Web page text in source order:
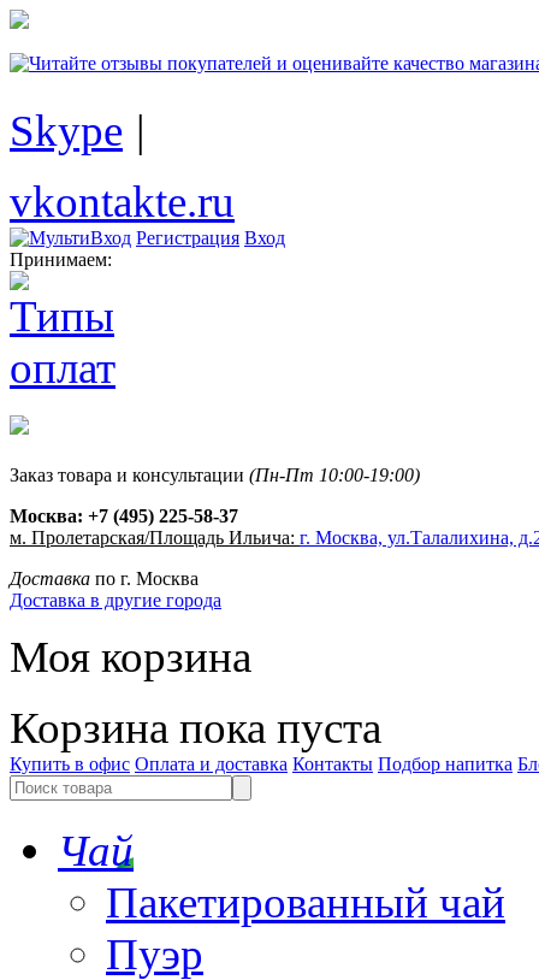
Skype |
vkontakte.ru
Регистрация Вход
Принимаем:
Заказ товара и консультации (Пн-Пт 10:00-19:00)
Москва: +7 (495) 225-58-37
м. Пролетарская/Площадь Ильича: г. Москва, ул.Талалихина,
Доставка по г. Москва
Доставка в другие города
Моя корзина
Корзина пока пуста
Купить в офис Оплата и доставка Контакты Подбор напитка
Чай
Пакетированный чай
Пуэр